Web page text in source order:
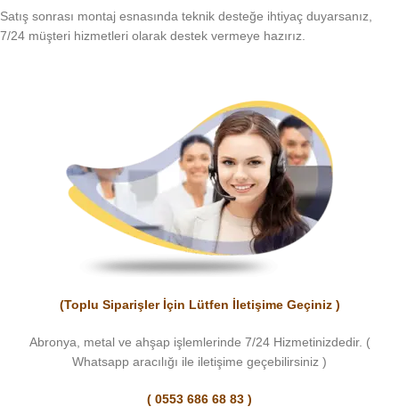
Satış sonrası montaj esnasında teknik desteğe ihtiyaç duyarsanız,
7/24 müşteri hizmetleri olarak destek vermeye hazırız.
(Toplu Siparişler İçin Lütfen İletişime Geçiniz )
Abronya, metal ve ahşap işlemlerinde 7/24 Hizmetinizdedir. (
Whatsapp aracılığı ile iletişime geçebilirsiniz )
( 0553 686 68 83 )